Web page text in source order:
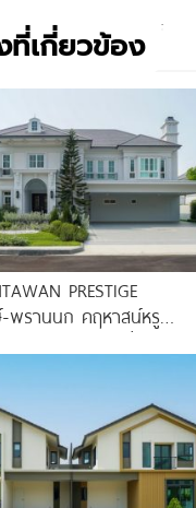
ที่เกี่ยวข้อง
PRESTIGE
พรานนก คฤหาสน์หรู